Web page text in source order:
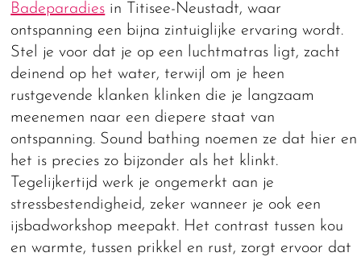
Badeparadies in Titisee-Neustadt, waar
ontspanning een bijna zintuiglijke ervaring wordt.
Stel je voor dat je op een luchtmatras ligt, zacht
deinend op het water, terwijl om je heen
rustgevende klanken klinken die je langzaam
meenemen naar een diepere staat van
ontspanning. Sound bathing noemen ze dat hier en
het is precies zo bijzonder als het klinkt.
Tegelijkertijd werk je ongemerkt aan je
stressbestendigheid, zeker wanneer je ook een
ijsbadworkshop meepakt. Het contrast tussen kou
en warmte, tussen prikkel en rust, zorgt ervoor dat